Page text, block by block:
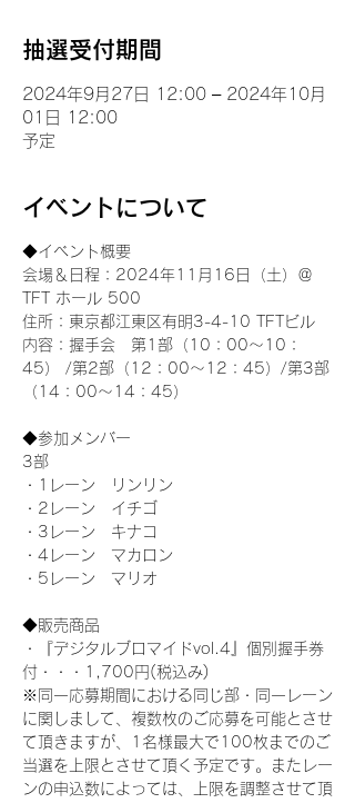
抽選受付期間
2024年9月27日 12:00 – 2024年10月
01日 12:00
予定
イベントについて
◆イベント概要
会場＆日程：2024年11月16日（土）＠
TFT ホール 500
住所：東京都江東区有明3-4-10 TFTビル
内容：握手会　第1部（10：00～10：
45） /第2部（12：00～12：45）/第3部
（14：00～14：45）
◆参加メンバー
3部
・1レーン　リンリン
・2レーン　イチゴ
・3レーン　キナコ
・4レーン　マカロン
・5レーン　マリオ
◆販売商品
・『デジタルブロマイドvol.4』個別握手券
付・・・1,700円(税込み)
※同一応募期間における同じ部・同一レーン
に関しまして、複数枚のご応募を可能とさせ
て頂きますが、1名様最大で100枚までのご
当選を上限とさせて頂く予定です。またレー
ンの申込数によっては、上限を調整させて頂